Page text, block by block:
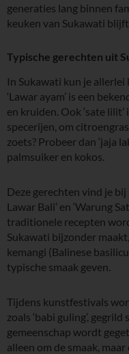
generaties lang binnen
keuken van Sukawati blijft
Typische gerechten uit
In Sukawati kun je
‘Lawar ayam’ is een
en kruiden. Ook ‘sate
specerijen, om
zoets? Probeer dan ‘jaja
palmsuiker en kokos.
Deze gerechten vind je
Lawar Bali’ en ‘Warung
traditionele recepten
Sukawati bijzonder
kemangi (Balinese
typische smaak geven.
Tijdens kunstfestivals
zoals ‘babi guling’,
gemeenschap wordt
alleen om de smaak,